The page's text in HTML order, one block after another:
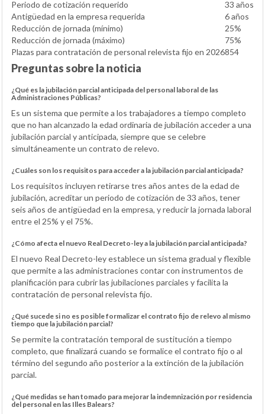
Periodo de cotización requerido
33 años
Antigüedad en la empresa requerida
6 años
Reducción de jornada (mínimo)
25%
Reducción de jornada (máximo)
75%
Plazas para contratación de personal relevista fijo en 2026854
Preguntas sobre la noticia
¿Qué es la jubilación parcial anticipada del personal laboral de las
Administraciones Públicas?
Es un sistema que permite a los trabajadores a tiempo completo
que no han alcanzado la edad ordinaria de jubilación acceder a una
jubilación parcial y anticipada, siempre que se celebre
simultáneamente un contrato de relevo.
¿Cuáles son los requisitos para acceder a la jubilación parcial anticipada?
Los requisitos incluyen retirarse tres años antes de la edad de
jubilación, acreditar un periodo de cotización de 33 años, tener
seis años de antigüedad en la empresa, y reducir la jornada laboral
entre el 25% y el 75%.
¿Cómo afecta el nuevo Real Decreto-ley a la jubilación parcial anticipada?
El nuevo Real Decreto-ley establece un sistema gradual y flexible
que permite a las administraciones contar con instrumentos de
planificación para cubrir las jubilaciones parciales y facilita la
contratación de personal relevista fijo.
¿Qué sucede si no es posible formalizar el contrato fijo de relevo al mismo
tiempo que la jubilación parcial?
Se permite la contratación temporal de sustitución a tiempo
completo, que finalizará cuando se formalice el contrato fijo o al
término del segundo año posterior a la extinción de la jubilación
parcial.
¿Qué medidas se han tomado para mejorar la indemnización por residencia
del personal en las Illes Balears?